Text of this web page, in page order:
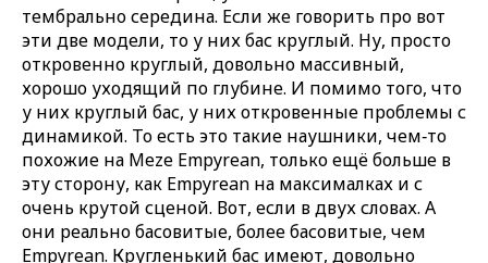
тембрально середина. Если же говорить про вот
эти две модели, то у них бас круглый. Ну, просто
откровенно круглый, довольно массивный,
хорошо уходящий по глубине. И помимо того, что
у них круглый бас, у них откровенные проблемы с
динамикой. То есть это такие наушники, чем‑то
похожие на Meze Empyrean, только ещё больше в
эту сторону, как Empyrean на максималках и с
очень крутой сценой. Вот, если в двух словах. А
они реально басовитые, более басовитые, чем
Empyrean. Кругленький бас имеют, довольно